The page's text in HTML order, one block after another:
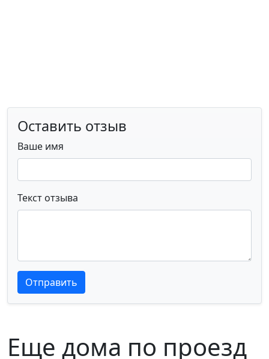
Оставить отзыв
Ваше имя
Текст отзыва
Текст отзыва
Текст отзыва
Отправить
Еще дома по проезд